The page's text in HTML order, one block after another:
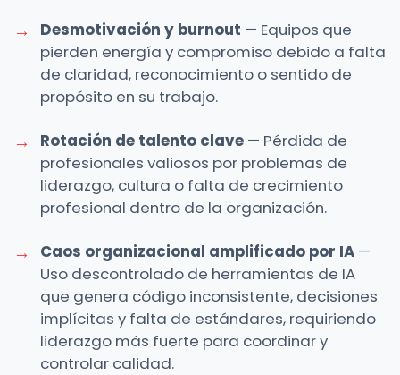
Desmotivación y burnout — Equipos que
pierden energía y compromiso debido a falta
de claridad, reconocimiento o sentido de
propósito en su trabajo.
Rotación de talento clave — Pérdida de
profesionales valiosos por problemas de
liderazgo, cultura o falta de crecimiento
profesional dentro de la organización.
Caos organizacional amplificado por IA —
Uso descontrolado de herramientas de IA
que genera código inconsistente, decisiones
implícitas y falta de estándares, requiriendo
liderazgo más fuerte para coordinar y
controlar calidad.